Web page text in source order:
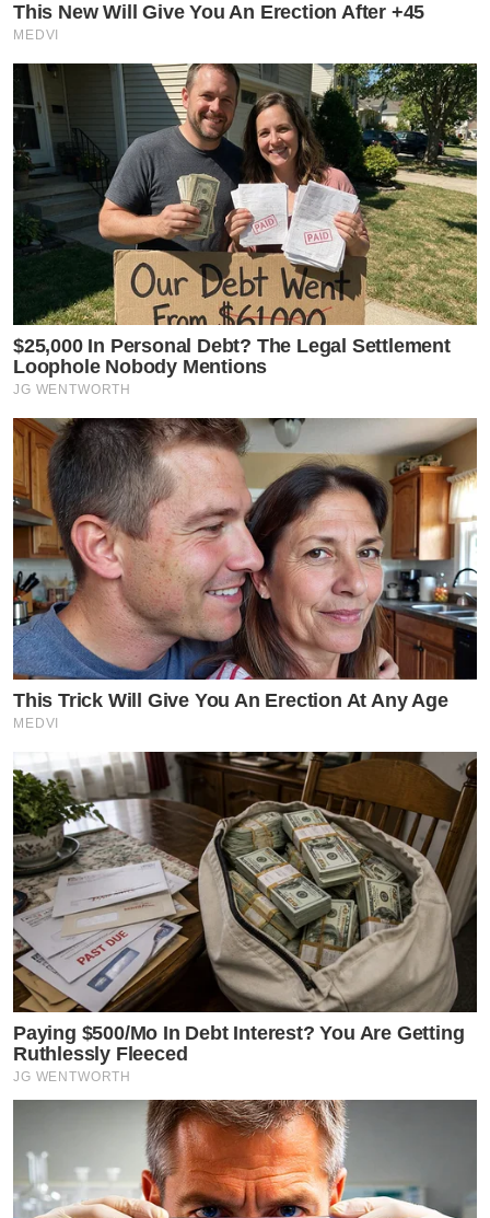
This New Will Give You An Erection After +45
MEDVI
$25,000 In Personal Debt? The Legal Settlement
Loophole Nobody Mentions
JG WENTWORTH
This Trick Will Give You An Erection At Any Age
MEDVI
Paying $500/Mo In Debt Interest? You Are Getting
Ruthlessly Fleeced
JG WENTWORTH